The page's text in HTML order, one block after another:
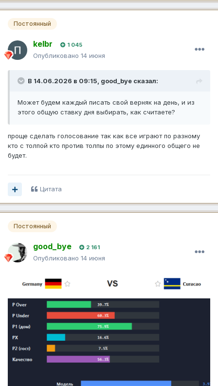
Постоянный
kelbr 1 045
Опубликовано 14 июня
В 14.06.2026 в 09:15, good_bye сказал:
Может будем каждый писать свой верняк на день, и из
этого общую ставку дня выбирать, как считаете?
проще сделать голосование так как все играют по разному
кто с толпой кто против толпы по этому единного общего не
будет.
Цитата
Постоянный
good_bye 2 161
Опубликовано 14 июня